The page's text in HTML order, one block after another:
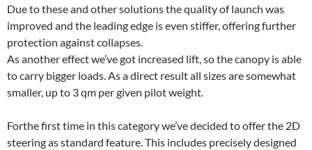
Due to these and other solutions the quality of launch was
improved and the leading edge is even stiffer, offering further
protection against collapses.
As another effect we’ve got increased lift, so the canopy is able
to carry bigger loads. As a direct result all sizes are somewhat
smaller, up to 3 qm per given pilot weight.
Forthe first time in this category we’ve decided to offer the 2D
steering as standard feature. This includes precisely designed